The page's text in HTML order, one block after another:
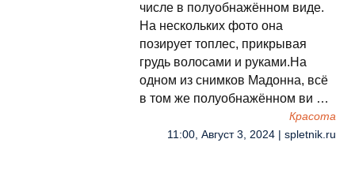
числе в полуобнажённом виде.
На нескольких фото она
позирует топлес, прикрывая
грудь волосами и руками.На
одном из снимков Мадонна, всё
в том же полуобнажённом ви …
Красота
11:00, Август 3, 2024 | spletnik.ru